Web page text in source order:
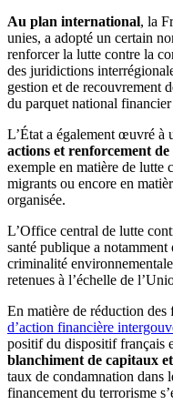
Au plan international, la
unies, a adopté un certain
renforcer la lutte contre la
des juridictions
gestion et de recouvrement
du parquet national
L’État a également œuvré à
actions et renforcement
exemple en matière de lutte
migrants ou encore en
organisée.
L’Office central de lutte
santé publique a
criminalité
retenues à l’échelle de
En matière de réduction
d’action financière
positif du dispositif français
blanchiment de capitaux
taux de condamnation dans
financement du terrorisme